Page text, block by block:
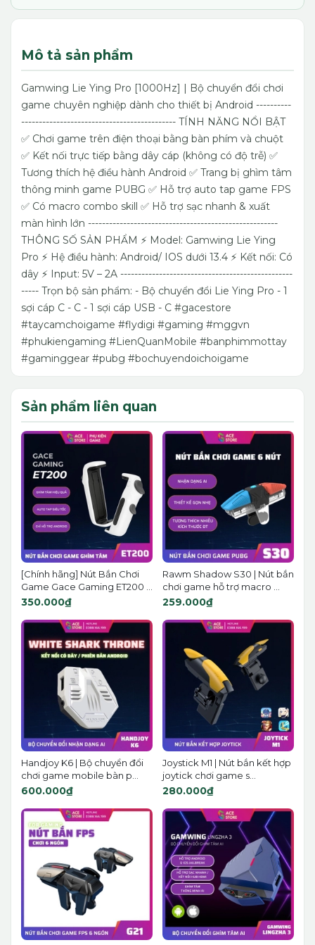
Mô tả sản phẩm
Gamwing Lie Ying Pro [1000Hz] | Bộ chuyển đổi chơi
game chuyên nghiệp dành cho thiết bị Android ----------
-------------------------------------------- TÍNH NĂNG NỔI BẬT
✅ Chơi game trên điện thoại bằng bàn phím và chuột
✅ Kết nối trực tiếp bằng dây cáp (không có độ trễ) ✅
Tương thích hệ điều hành Android ✅ Trang bị ghìm tâm
thông minh game PUBG ✅ Hỗ trợ auto tap game FPS
✅ Có macro combo skill ✅ Hỗ trợ sạc nhanh & xuất
màn hình lớn ------------------------------------------------------
THÔNG SỐ SẢN PHẨM ⚡️ Model: Gamwing Lie Ying
Pro ⚡️ Hệ điều hành: Android/ IOS dưới 13.4 ⚡️ Kết nối: Có
dây ⚡️ Input: 5V – 2A -------------------------------------------------
----- Trọn bộ sản phẩm: - Bộ chuyển đổi Lie Ying Pro - 1
sợi cáp C - C - 1 sợi cáp USB - C #gacestore
#taycamchoigame #flydigi #gaming #mggvn
#phukiengaming #LienQuanMobile #banphimmottay
#gaminggear #pubg #bochuyendoichoigame
Sản phẩm liên quan
[Chính hãng] Nút Bắn Chơi
Game Gace Gaming ET200 ...
350.000₫
Rawm Shadow S30 | Nút bắn
chơi game hỗ trợ macro ...
259.000₫
Handjoy K6 | Bộ chuyển đổi
chơi game mobile bàn p...
600.000₫
Joystick M1 | Nút bắn kết hợp
joytick chơi game s...
280.000₫